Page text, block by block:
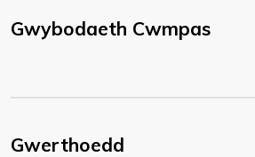
Gwybodaeth Cwmpas
Gwerthoedd